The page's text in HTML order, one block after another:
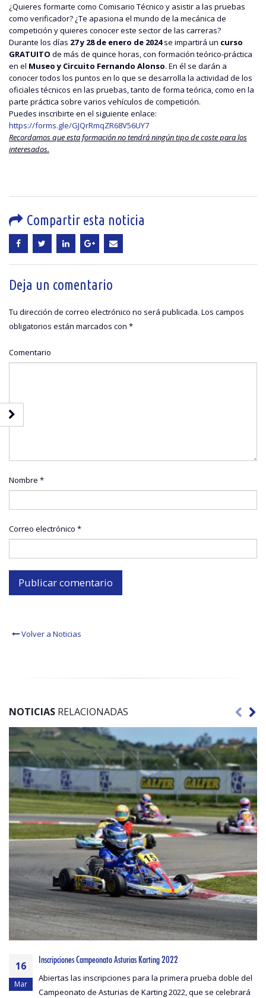
¿Quieres formarte como Comisario Técnico y asistir a las pruebas
como verificador? ¿Te apasiona el mundo de la mecánica de
competición y quieres conocer este sector de las carreras?
Durante los días 27 y 28 de enero de 2024se impartirá un curso
GRATUITO de más de quince horas, con formación teórico-práctica
en el Museo y Circuito Fernando Alonso. En él se darán a
conocer todos los puntos en lo que se desarrolla la actividad de los
oficiales técnicos en las pruebas, tanto de forma teórica, como en la
parte práctica sobre varios vehículos de competición.
Puedes inscribirte en el siguiente enlace:
https://forms.gle/GJQrRmqZR68V56UY7
Recordamos que esta formación no tendrá ningún tipo de coste para los
interesados.
Compartir esta noticia
Deja un comentario
Tu dirección de correo electrónico no será publicada. Los campos
obligatorios están marcados con *
Comentario
Nombre *
Correo electrónico *
Volver a Noticias
NOTICIAS RELACIONADAS
16
Mar
Inscripciones Campeonato Asturias Karting 2022
Abiertas las inscripciones para la primera prueba doble del
Campeonato de Asturias de Karting 2022, que se celebrará